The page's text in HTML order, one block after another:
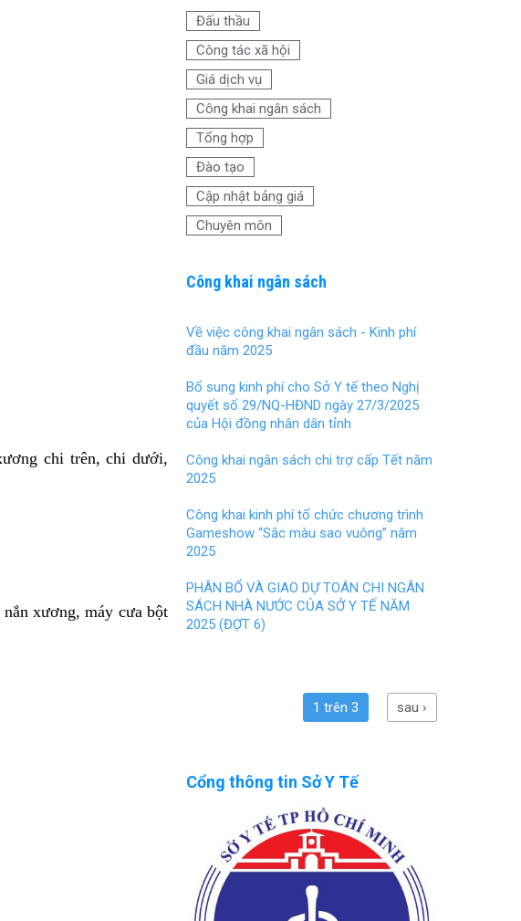
chi trên, chi dưới,
xương, máy cưa bột
Đấu thầu
Công tác xã hội
Giá dịch vụ
Công khai ngân sách
Tổng hợp
Đào tạo
Cập nhật bảng giá
Chuyên môn
Công khai ngân sách
Về việc công khai ngân sách - Kinh phí
đầu năm 2025
Bổ sung kinh phí cho Sở Y tế theo Nghị
quyết số 29/NQ-HĐND ngày 27/3/2025
của Hội đồng nhân dân tỉnh
Công khai ngân sách chi trợ cấp Tết năm
2025
Công khai kinh phí tổ chức chương trình
Gameshow “Sắc màu sao vuông” năm
2025
PHÂN BỔ VÀ GIAO DỰ TOÁN CHI NGÂN
SÁCH NHÀ NƯỚC CỦA SỞ Y TẾ NĂM
2025 (ĐỢT 6)
1 trên 3 sau ›
Cổng thông tin Sở Y Tế